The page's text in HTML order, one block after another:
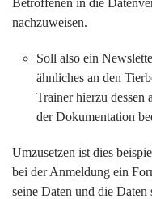
Betroffenen in die
nachzuweisen.
Soll also ein
ähnliches an den
Trainer hierzu
der Dokumentation
Umzusetzen ist dies
bei der Anmeldung ein
seine Daten und die Daten